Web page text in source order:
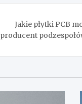
Jakie płytki PCB
producent